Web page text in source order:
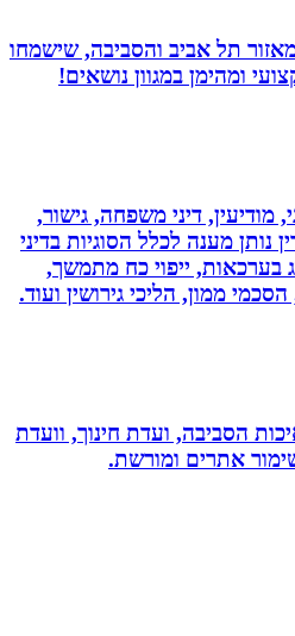
תל אביב והסביבה, שישמחו
במגוון נושאים!
דיני משפחה, גישור,
מענה לכלל הסוגיות בדיני
ייפוי כח מתמשך,
ממון, הליכי גירושין ועוד.
ועדת חינוך, וועדת
אתרים ומורשת.